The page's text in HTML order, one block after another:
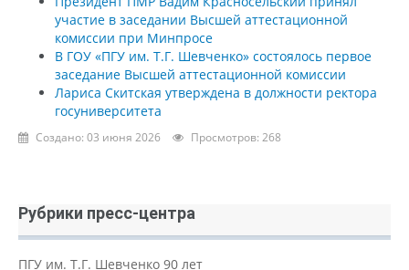
участие в заседании Высшей аттестационной
комиссии при Минпросе
В ГОУ «ПГУ им. Т.Г. Шевченко» состоялось первое
заседание Высшей аттестационной комиссии
Лариса Скитская утверждена в должности ректора
госуниверситета
Создано: 03 июня 2026 Просмотров: 268
Рубрики пресс-центра
ПГУ им. Т.Г. Шевченко 90 лет